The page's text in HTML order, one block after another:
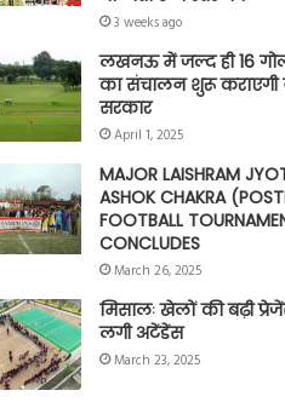
3 weeks ago
लखनऊ में जल्द ही 16
का संचालन शुरू कराएगी
सरकार
April 1, 2025
MAJOR LAISHRAM
ASHOK CHAKRA
FOOTBALL
CONCLUDES
March 26, 2025
मिसालः खेलों की बढ़ी
लगी अटेंडेंस
March 23, 2025